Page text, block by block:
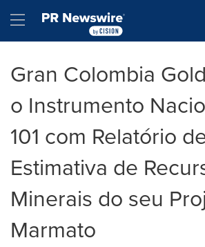
Hamburger menu
Gran Colombia
o Instrumento
101 com Relatório
Estimativa de
Minerais do seu
Marmato